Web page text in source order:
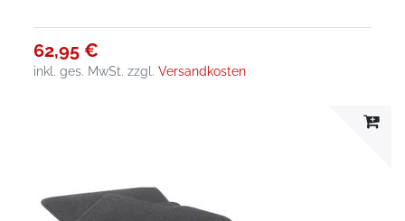
62,95 €
inkl. ges. MwSt. zzgl.Versandkosten